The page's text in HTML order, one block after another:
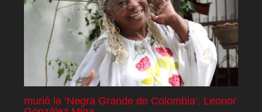
murió la ‘Negra Grande de Colombia’, Leonor